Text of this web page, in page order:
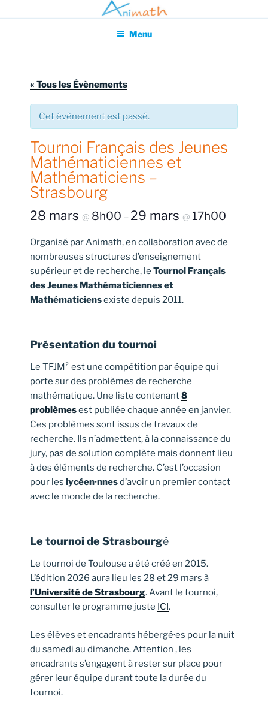
au
principal
Association pour l'Animation en Mathématiques
Menu
« Tous les Évènements
Cet évènement est passé.
Tournoi Français des Jeunes
Mathématiciennes et
Mathématiciens –
Strasbourg
28 mars @ 8h00 – 29 mars @ 17h00
Organisé par Animath, en collaboration avec de
nombreuses structures d’enseignement
supérieur et de recherche, le Tournoi Français
des Jeunes Mathématiciennes et
Mathématiciensexiste depuis 2011.
Présentation du tournoi
Le TFJM² est une compétition par équipe qui
porte sur des problèmes de recherche
mathématique. Une liste contenant8
problèmesest publiée chaque année en janvier.
Ces problèmes sont issus de travaux de
recherche. Ils n’admettent, à la connaissance du
jury, pas de solution complète mais donnent lieu
à des éléments de recherche. C’est l’occasion
pour les lycéen·nnesd’avoir un premier contact
avec le monde de la recherche.
Le tournoi de Strasbourgé
Le tournoi de Toulouse a été créé en 2015.
L’édition 2026 aura lieu les 28 et 29 mars à
l’Université de Strasbourg. Avant le tournoi,
consulter le programme juste ICI .
Les élèves et encadrants hébergé·es pour la nuit
du samedi au dimanche. Attention , les
encadrants s’engagent à rester sur place pour
gérer leur équipe durant toute la durée du
tournoi.